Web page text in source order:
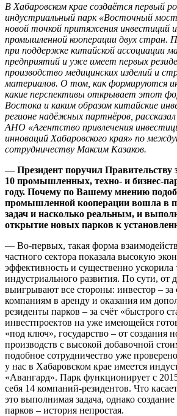
В Хабаровском крае создаётся первый
индустриальный парк «Восточный
новой точкой притяжения инвестиций
промышленной кооперации двух стран.
при поддержке китайской ассоциации
предприятий и уже имеет первых
производство медицинских изделий и
материалов. О том, как формируются
какие перспективы открывает этот
Востока и каким образом китайские
регионе надёжных партнёров,
АНО «Агентство привлечения
инноваций Хабаровского края» по
сотрудничеству Максим Казаков.
— Президент поручил Правительству
10 промышленных, техно- и бизнес-
году. Почему по Вашему мнению
промышленной кооперации вошла в
задач и насколько реальным, и
открытие новых парков к
— Во-первых, такая форма
частного сектора показала высокую
эффективность и существенно
индустриального развития. По сути,
выигрывают все стороны: инвестор – за
компаниям в аренду и оказания им
резиденты парков – за счёт «быстрого
инвестпроектов на уже имеющейся
«под ключ», государство – от создания
производств с высокой добавочной
подобное сотрудничество уже
у нас в Хабаровском крае имеется
«Авангард». Парк функционирует с
себя 14 компаний-резидентов. Что
это выполнимая задача, однако
парков – история непростая.